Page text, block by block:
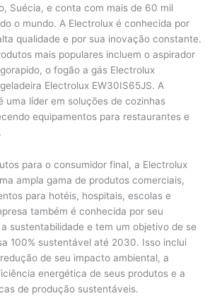
Suécia, e conta com mais de 60 mil
o mundo. A Electrolux é conhecida por
qualidade e por sua inovação constante.
mais populares incluem o aspirador
o fogão a gás Electrolux
Electrolux EW30IS65JS. A
uma líder em soluções de cozinhas
equipamentos para restaurantes e
para o consumidor final, a Electrolux
ampla gama de produtos comerciais,
para hotéis, hospitais, escolas e
também é conhecida por seu
sustentabilidade e tem um objetivo de se
100% sustentável até 2030. Isso inclui
de seu impacto ambiental, a
energética de seus produtos e a
de produção sustentáveis.